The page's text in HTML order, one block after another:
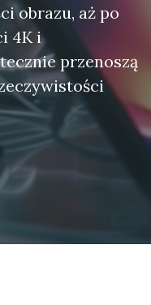
obrazu, aż po
4K i
przenoszą